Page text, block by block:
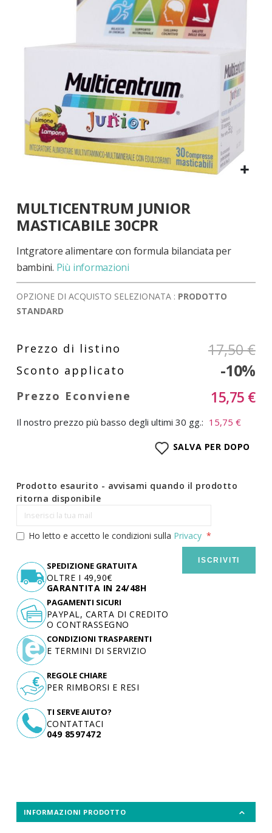
all'inizio
della
galleria
di
immagini
MULTICENTRUM JUNIOR
MASTICABILE 30CPR
Intgratore alimentare con formula bilanciata per
bambini. Più informazioni
OPZIONE DI ACQUISTO SELEZIONATA : PRODOTTO
STANDARD
17,50 €
-10%
15,75 €
Il nostro prezzo più basso degli ultimi 30 gg.: 15,75 €
SALVA PER DOPO
Prodotto esaurito - avvisami quando il prodotto
ritorna disponibile
Ho letto e accetto le condizioni sulla Privacy
ISCRIVITI
SPEDIZIONE GRATUITA
OLTRE I 49,90€
GARANTITA IN 24/48H
TI SERVE AIUTO?
CONTATTACI
049 8597472
PAGAMENTI SICURI
PAYPAL, CARTA DI CREDITO
O CONTRASSEGNO
CONDIZIONI TRASPARENTI
E TERMINI DI SERVIZIO
REGOLE CHIARE
PER RIMBORSI E RESI
INFORMAZIONI PRODOTTO